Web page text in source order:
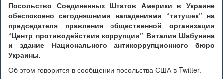
Посольство Соединенных Штатов Америки в Украине
обеспокоено сегодняшними нападениями “титушек” на
председателя правления общественной организации
“Центр противодействия коррупции” Виталия Шабунина
и здание Национального антикоррупционного бюро
Украины.
Об этом говорится в сообщении посольства США в Twitter.